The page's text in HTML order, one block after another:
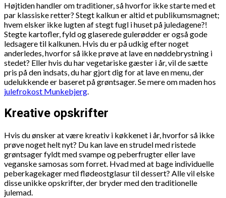
Højtiden handler om traditioner, så hvorfor ikke starte med et
par klassiske retter? Stegt kalkun er altid et publikumsmagnet;
hvem elsker ikke lugten af stegt fugl i huset på juledagene?!
Stegte kartofler, fyld og glaserede gulerødder er også gode
ledsagere til kalkunen. Hvis du er på udkig efter noget
anderledes, hvorfor så ikke prøve at lave en nøddebrystning i
stedet? Eller hvis du har vegetariske gæster i år, vil de sætte
pris på den indsats, du har gjort dig for at lave en menu, der
udelukkende er baseret på grøntsager. Se mere om maden hos
julefrokost Munkebjerg.
Kreative opskrifter
Hvis du ønsker at være kreativ i køkkenet i år, hvorfor så ikke
prøve noget helt nyt? Du kan lave en strudel med ristede
grøntsager fyldt med svampe og peberfrugter eller lave
veganske samosas som forret. Hvad med at bage individuelle
peberkagekager med flødeostglasur til dessert? Alle vil elske
disse unikke opskrifter, der bryder med den traditionelle
julemad.